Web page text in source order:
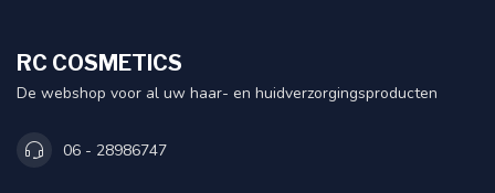
RC COSMETICS
De webshop voor al uw haar- en huidverzorgingsproducten
06 - 28986747